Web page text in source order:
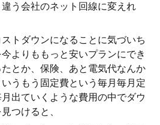
う会社のネット回線に変えれ
トダウンになることに気づいち
よりももっと安いプランにでき
とか、保険、あと電気代なんか
うもう固定費という毎月毎月定
出ていくような費用の中でダウ
つけると、